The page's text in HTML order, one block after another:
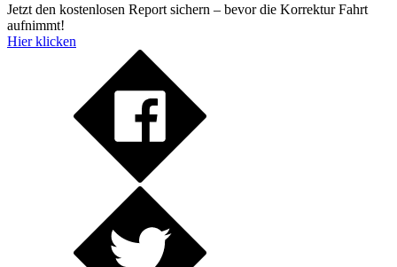
Jetzt den kostenlosen Report sichern – bevor die Korrektur Fahrt
aufnimmt!
Hier klicken